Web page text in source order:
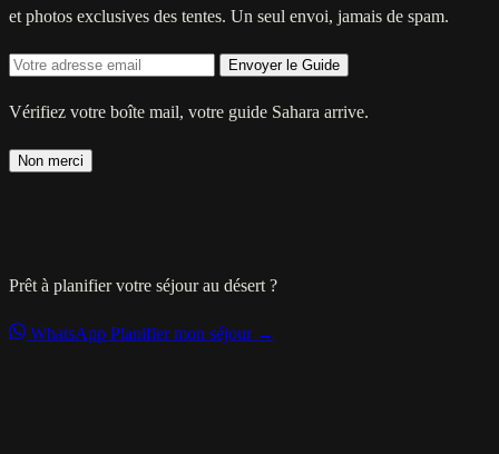
et photos exclusives des tentes. Un seul envoi, jamais de spam.
Envoyer le Guide
Vérifiez votre boîte mail, votre guide Sahara arrive.
Non merci
Prêt à planifier votre séjour au désert ?
WhatsApp Planifier mon séjour →